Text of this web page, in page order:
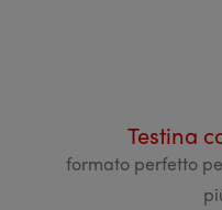
Testina
formato perfetto